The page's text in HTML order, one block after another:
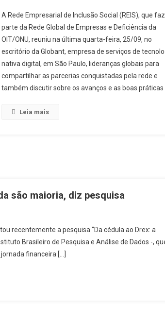
A Rede Empresarial de Inclusão Social (REIS), que faz
parte da Rede Global de Empresas e Deficiência da
OIT/ONU, reuniu na última quarta-feira, 25/09, no
escritório da Globant, empresa de serviços de
nativa digital, em São Paulo, lideranças globais para
compartilhar as parcerias conquistadas pela rede e
também discutir sobre os avanços e as boas práticas
Leia mais
são maioria, diz pesquisa
recentemente a pesquisa “Da cédula ao Drex: a
Brasileiro de Pesquisa e Análise de Dados -,
financeira […]